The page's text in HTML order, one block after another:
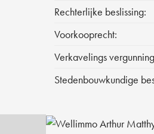
Rechterlijke beslissing:
Voorkooprecht:
Verkavelings
Stedenbouwkundige